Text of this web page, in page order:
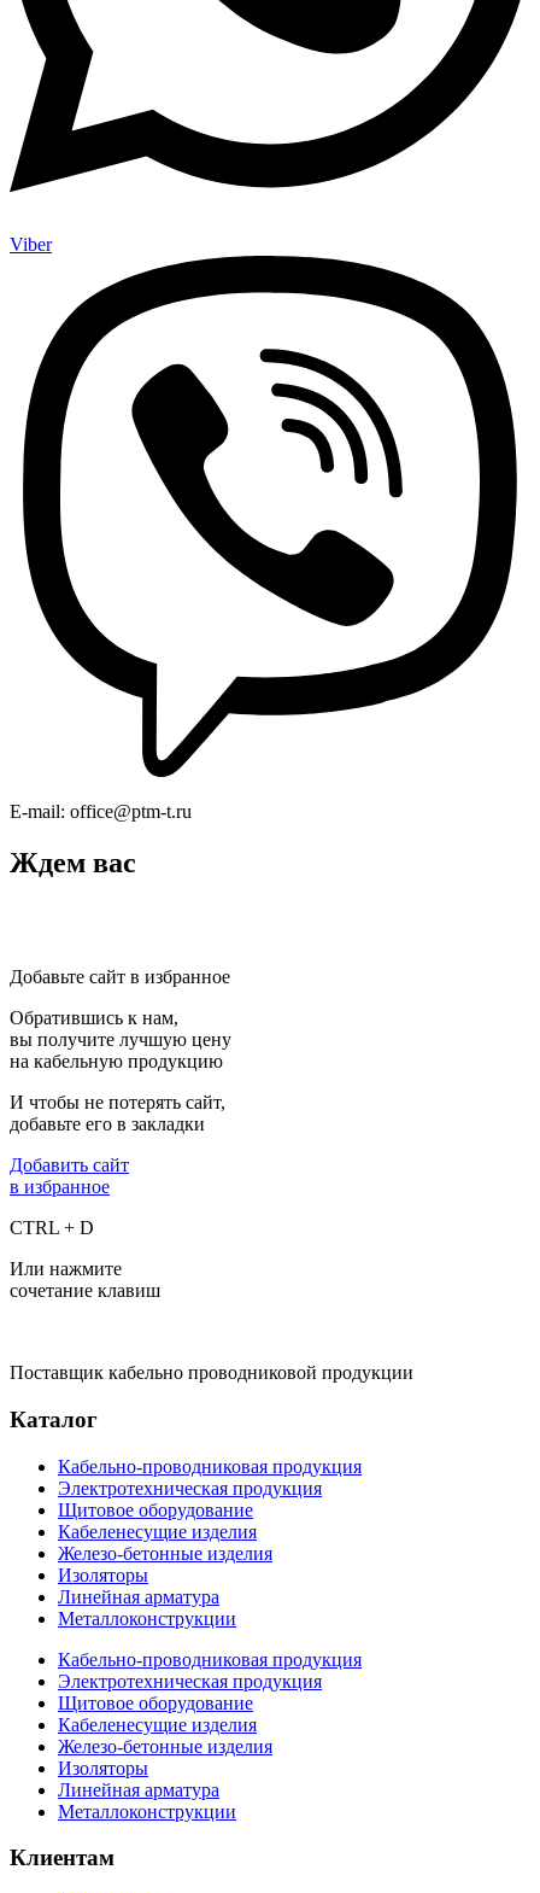
Viber
E-mail: office@ptm-t.ru
Ждем вас
Добавьте сайт в избранное
Обратившись к нам,
вы получите лучшую цену
на кабельную продукцию
И чтобы не потерять сайт,
добавьте его в закладки
Добавить сайт
в избранное
CTRL + D
Или нажмите
сочетание клавиш
Поставщик кабельно проводниковой продукции
Каталог
Кабельно-проводниковая продукция
Электротехническая продукция
Щитовое оборудование
Кабеленесущие изделия
Железо-бетонные изделия
Изоляторы
Линейная арматура
Металлоконструкции
Кабельно-проводниковая продукция
Электротехническая продукция
Щитовое оборудование
Кабеленесущие изделия
Железо-бетонные изделия
Изоляторы
Линейная арматура
Металлоконструкции
Клиентам